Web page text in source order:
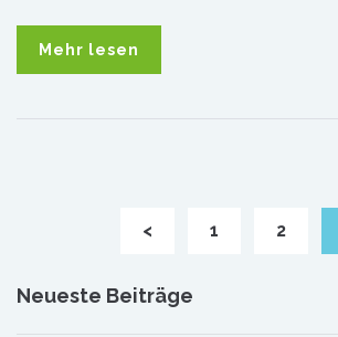
Mehr lesen
< 1 2
Neueste Beiträge